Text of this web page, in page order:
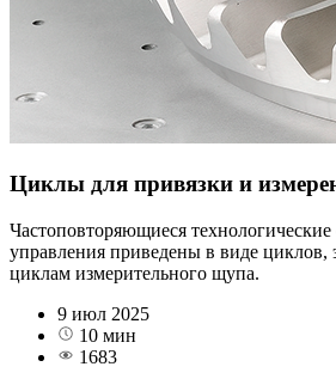
Циклы для привязки и
Частоповторяющиеся
управления приведены в виде циклов,
циклам измерительного щупа.
9 июл 2025
10 мин
1683